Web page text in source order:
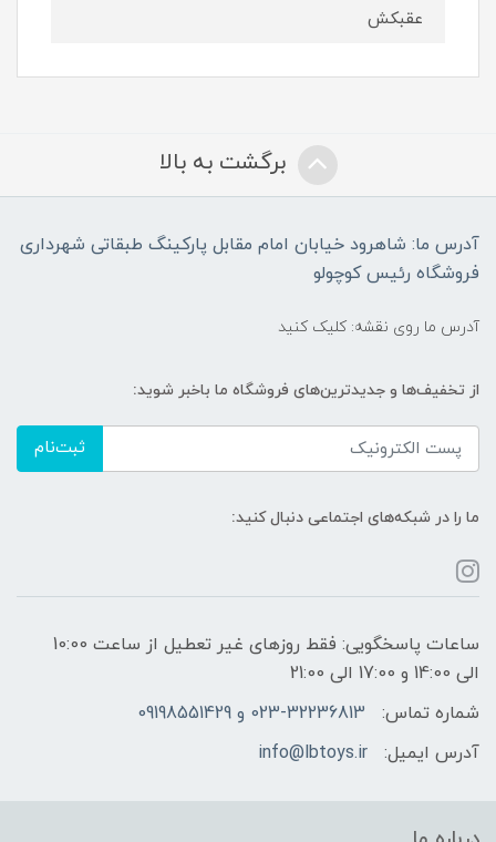
عقبکش
برگشت به بالا
آدرس ما: شاهرود خیابان امام مقابل پارکینگ طبقاتی شهرداری
فروشگاه رئیس کوچولو
آدرس ما روی نقشه: کلیک کنید
از تخفیف‌ها و جدیدترین‌های فروشگاه ما باخبر شوید:
ثبت‌نام
ما را در شبکه‌های اجتماعی دنبال کنید:
ساعات پاسخگویی: فقط روزهای غیر تعطیل از ساعت 10:00
الی 14:00 و 17:00 الی 21:00
شماره تماس:
023-32236813 و 09198551429
آدرس ایمیل:
info@lbtoys.ir